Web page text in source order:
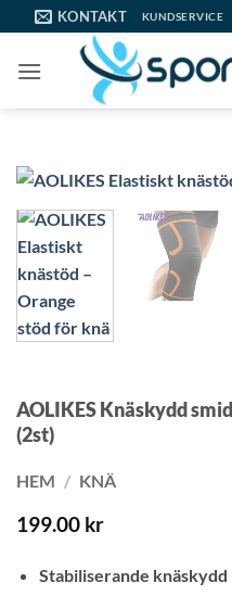
to
content
KONTAKT KUNDSERVICE
AOLIKES Knäskydd
(2st)
HEM / KNÄ
199.00 kr
Stabiliserande